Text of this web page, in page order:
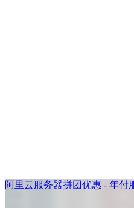
阿里云服务器拼团优惠 - 年付